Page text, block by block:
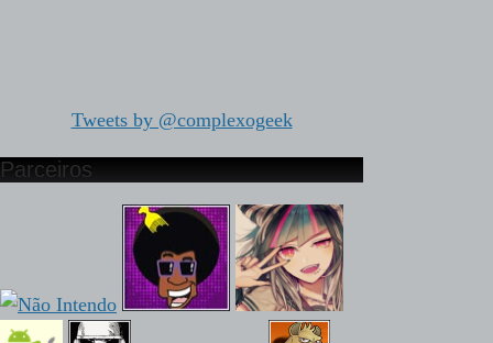
Tweets by @complexogeek
Parceiros